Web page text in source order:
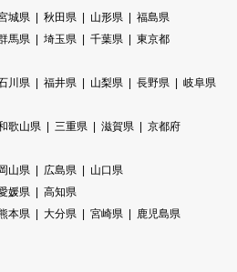
城県 秋田県 山形県
福島県
馬県 埼玉県 千葉県
東京都
川県 福井県 山梨県 長野県
岐阜県
歌山県 三重県 滋賀県
京都府
岡山県 広島県
山口県
媛県
高知県
本県 大分県 宮崎県
鹿児島県